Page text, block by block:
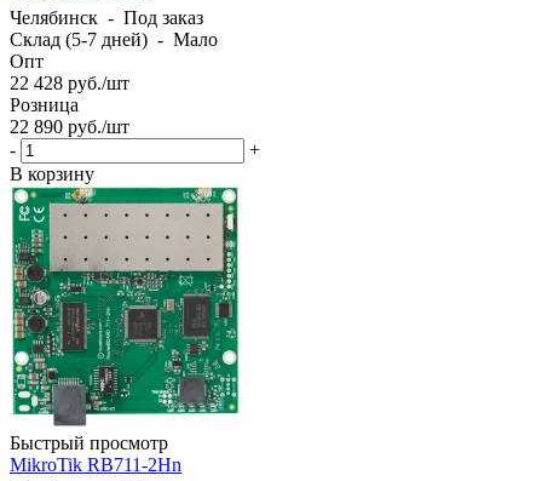
Челябинск - Под заказ
Склад (5-7 дней) - Мало
Опт
22 428 руб./шт
Розница
22 890 руб./шт
-
+
В корзину
Быстрый просмотр
MikroTik RB711-2Hn